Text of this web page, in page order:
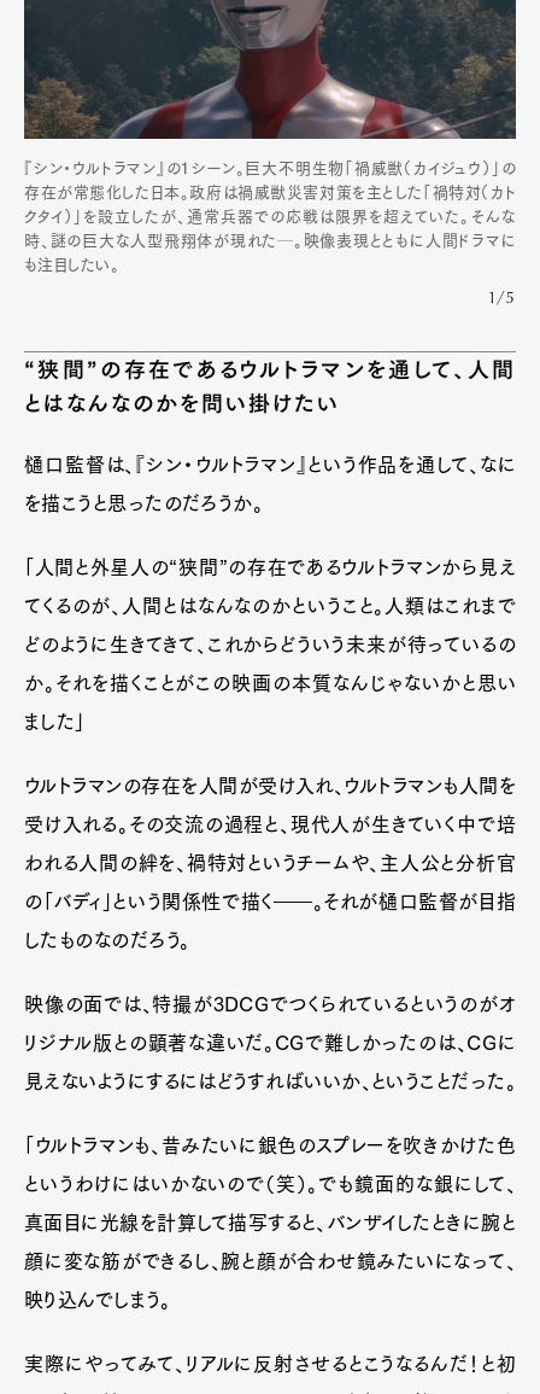
『シン・ウルトラマン』の１シーン。巨大不明生物「禍威獣（カイジュウ）」の
存在が常態化した日本。政府は禍威獣災害対策を主とした「禍特対（カト
クタイ）」を設立したが、通常兵器での応戦は限界を超えていた。そんな
時、謎の巨大な人型飛翔体が現れた─。映像表現とともに人間ドラマに
も注目したい。
1/5
“狭間”の存在であるウルトラマンを通して、人間
とはなんなのかを問い掛けたい
樋口監督は、『シン・ウルトラマン』という作品を通して、なに
を描こうと思ったのだろうか。
「人間と外星人の“狭間”の存在であるウルトラマンから見え
てくるのが、人間とはなんなのかということ。人類はこれまで
どのように生きてきて、これからどういう未来が待っているの
か。それを描くことがこの映画の本質なんじゃないかと思い
ました」
ウルトラマンの存在を人間が受け入れ、ウルトラマンも人間を
受け入れる。その交流の過程と、現代人が生きていく中で培
われる人間の絆を、禍特対というチームや、主人公と分析官
の「バディ」という関係性で描く――。それが樋口監督が目指
したものなのだろう。
映像の面では、特撮が3DCGでつくられているというのがオ
リジナル版との顕著な違いだ。CGで難しかったのは、CGに
見えないようにするにはどうすればいいか、ということだった。
「ウルトラマンも、昔みたいに銀色のスプレーを吹きかけた色
というわけにはいかないので（笑）。でも鏡面的な銀にして、
真面目に光線を計算して描写すると、バンザイしたときに腕と
顔に変な筋ができるし、腕と顔が合わせ鏡みたいになって、
映り込んでしまう。
実際にやってみて、リアルに反射させるとこうなるんだ！と初